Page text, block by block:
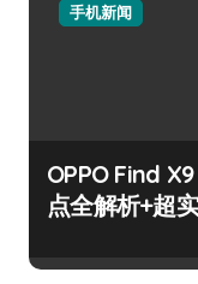
手机新闻
OPPO Find
点全解析+超